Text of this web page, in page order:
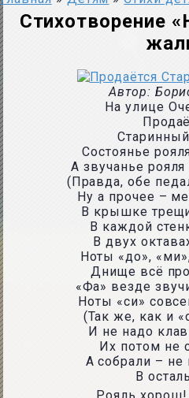
Стихотворение
Автор:
На улице
Состоянье
А звучанье
(Правда, обе
Ну а прочее –
В крышке
В каждой
В двух
Ноты «до»,
Днище всё
«Фа» везде
Ноты «си»
(Так же, как и
И не надо
Их потом не
А собрали – не
В